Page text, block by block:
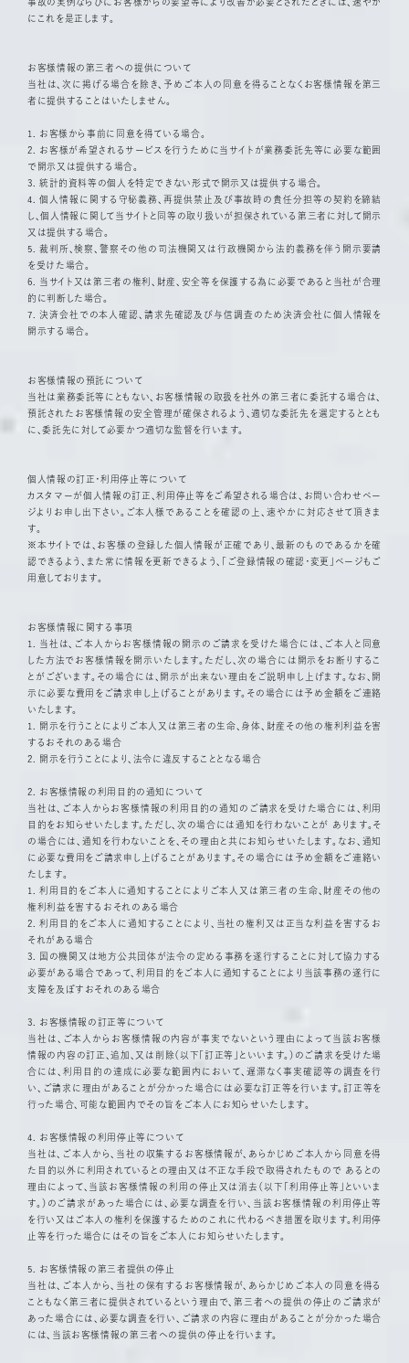
事故の実例ならびにお客様からの要望等により改善が必要とされたときには、速やか
にこれを是正します。
お客様情報の第三者への提供について
当社は、次に掲げる場合を除き、予めご本人の同意を得ることなくお客様情報を第三
者に提供することはいたしません。
1. お客様から事前に同意を得ている場合。
2. お客様が希望されるサービスを行うために当サイトが業務委託先等に必要な範囲
で開示又は提供する場合。
3. 統計的資料等の個人を特定できない形式で開示又は提供する場合。
4. 個人情報に関する守秘義務、再提供禁止及び事故時の責任分担等の契約を締結
し、個人情報に関して当サイトと同等の取り扱いが担保されている第三者に対して開示
又は提供する場合。
5. 裁判所、検察、警察その他の司法機関又は行政機関から法的義務を伴う開示要請
を受けた場合。
6. 当サイト又は第三者の権利、財産、安全等を保護する為に必要であると当社が合理
的に判断した場合。
7. 決済会社での本人確認、請求先確認及び与信調査のため決済会社に個人情報を
開示する場合。
お客様情報の預託について
当社は業務委託等にともない、お客様情報の取扱を社外の第三者に委託する場合は、
預託されたお客様情報の安全管理が確保されるよう、適切な委託先を選定するととも
に、委託先に対して必要かつ適切な監督を行います。
個人情報の訂正・利用停止等について
カスタマーが個人情報の訂正、利用停止等をご希望される場合は、お問い合わせペー
ジよりお申し出下さい。ご本人様であることを確認の上、速やかに対応させて頂きま
す。
※本サイトでは、お客様の登録した個人情報が正確であり、最新のものであるかを確
認できるよう、また常に情報を更新できるよう、「ご登録情報の確認・変更」ページもご
用意しております。
お客様情報に関する事項
1. 当社は、ご本人からお客様情報の開示のご請求を受けた場合には、ご本人と同意
した方法でお客様情報を開示いたします。ただし、次の場合には開示をお断りするこ
とがございます。その場合には、開示が出来ない理由をご説明申し上げます。なお、開
示に必要な費用をご請求申し上げることがあります。その場合には予め金額をご連絡
いたします。
1. 開示を行うことによりご本人又は第三者の生命、身体、財産その他の権利利益を害
するおそれのある場合
2. 開示を行うことにより、法令に違反することとなる場合
2. お客様情報の利用目的の通知について
当社は、ご本人からお客様情報の利用目的の通知のご請求を受けた場合には、利用
目的をお知らせいたします。ただし、次の場合には通知を行わないことが あります。そ
の場合には、通知を行わないことを、その理由と共にお知らせいたします。なお、通知
に必要な費用をご請求申し上げることがあります。その場合には予め金額をご連絡い
たします。
1. 利用目的をご本人に通知することによりご本人又は第三者の生命、財産その他の
権利利益を害するおそれのある場合
2. 利用目的をご本人に通知することにより、当社の権利又は正当な利益を害するお
それがある場合
3. 国の機関又は地方公共団体が法令の定める事務を遂行することに対して協力する
必要がある場合であって、利用目的をご本人に通知することにより当該事務の遂行に
支障を及ぼすおそれのある場合
3. お客様情報の訂正等について
当社は、ご本人からお客様情報の内容が事実でないという理由によって当該お客様
情報の内容の訂正、追加、又は削除（以下「訂正等」といいます。）のご請求を受けた場
合には、利用目的の達成に必要な範囲内において、遅滞なく事実確認等の調査を行
い、ご請求に理由があることが分かった場合には必要な訂正等を行います。訂正等を
行った場合、可能な範囲内でその旨をご本人にお知らせいたします。
4. お客様情報の利用停止等について
当社は、ご本人から、当社の収集するお客様情報が、あらかじめご本人から同意を得
た目的以外に利用されているとの理由又は不正な手段で取得されたもので あるとの
理由によって、当該お客様情報の利用の停止又は消去（以下「利用停止等」といいま
す。）のご請求があった場合には、必要な調査を行い、当該お客様情報の利用停止等
を行い又はご本人の権利を保護するためのこれに代わるべき措置を取ります。利用停
止等を行った場合にはその旨をご本人にお知らせいたします。
5. お客様情報の第三者提供の停止
当社は、ご本人から、当社の保有するお客様情報が、あらかじめご本人の同意を得る
こともなく第三者に提供されているという理由で、第三者への提供の停止のご請求が
あった場合には、必要な調査を行い、ご請求の内容に理由があることが分かった場合
には、当該お客様情報の第三者への提供の停止を行います。